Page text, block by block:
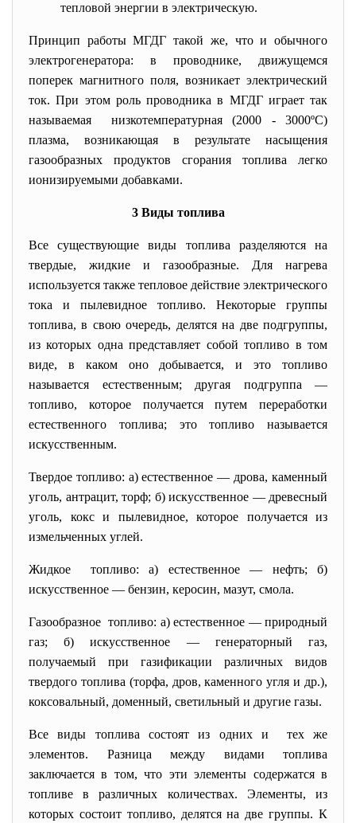
тепловой энергии в электрическую.
Принцип работы МГДГ такой же, что и обычного
электрогенератора: в проводнике, движущемся
поперек магнитного поля, возникает электрический
ток. При этом роль проводника в МГДГ играет так
называемая низкотемпературная (2000 - 3000ºС)
плазма, возникающая в результате насыщения
газообразных продуктов сгорания топлива легко
ионизируемыми добавками.
3 Виды топлива
Все существующие виды топлива разделяются на
твердые, жидкие и газообразные. Для нагрева
используется также тепловое действие электрического
тока и пылевидное топливо. Некоторые группы
топлива, в свою очередь, делятся на две подгруппы,
из которых одна представляет собой топливо в том
виде, в каком оно добывается, и это топливо
называется естественным; другая подгруппа —
топливо, которое получается путем переработки
естественного топлива; это топливо называется
искусственным.
Твердое топливо: а) естественное — дрова, каменный
уголь, антрацит, торф; б) искусственное — древесный
уголь, кокс и пылевидное, которое получается из
измельченных углей.
Жидкое топливо: а) естественное — нефть; б)
искусственное — бензин, керосин, мазут, смола.
Газообразное топливо: а) естественное — природный
газ; б) искусственное — генераторный газ,
получаемый при газификации различных видов
твердого топлива (торфа, дров, каменного угля и др.),
коксовальный, доменный, светильный и другие газы.
Все виды топлива состоят из одних и тех же
элементов. Разница между видами топлива
заключается в том, что эти элементы содержатся в
топливе в различных количествах. Элементы, из
которых состоит топливо, делятся на две группы. К